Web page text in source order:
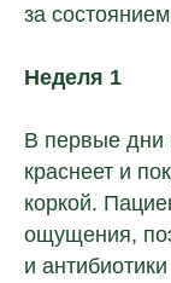
за
Неделя 1
В первые дни
краснеет и
коркой.
ощущения,
и